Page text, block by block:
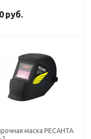
руб.
маска РЕСАНТА